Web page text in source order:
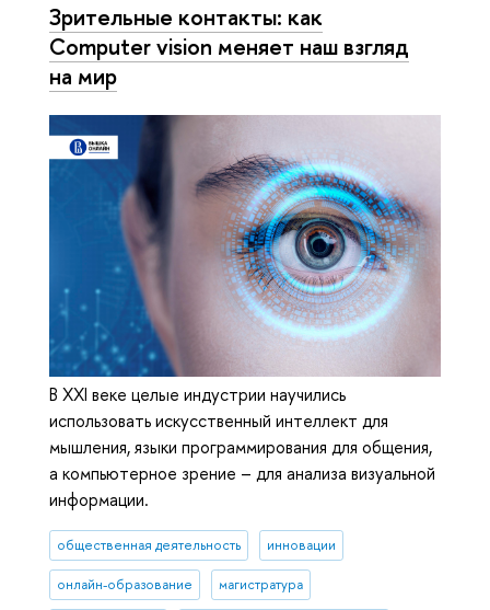
Зрительные контакты: как
Computer vision меняет наш взгляд
на мир
В XXI веке целые индустрии научились
использовать искусственный интеллект для
мышления, языки программирования для общения,
а компьютерное зрение – для анализа визуальной
информации.
общественная деятельность инновации
онлайн-образование магистратура